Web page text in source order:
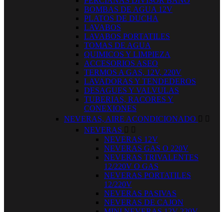
BOMBAS DE AGUA 12V
PLATOS DE DUCHA
LAVABOS
LAVABOS PORTATILES
TOMAS DE AGUA
QUIMICOS Y LIMPIEZA
ACCESORIOS ASEO
TERMOS A GAS, 12V, 220V
LAVADORAS Y TENDEDEROS
DESAGUES Y VALVULAS
TUBERIAS, RACORES Y
CONEXIONES
NEVERAS, AIRE ACONDICIONADO  
NEVERAS  
NEVERAS 12V
NEVERAS GAS O 220V
NEVERAS TRIVALENTES
12/220V O GAS
NEVERAS PORTATILES
12/220V
NEVERAS PASIVAS
NEVERAS DE CAJON